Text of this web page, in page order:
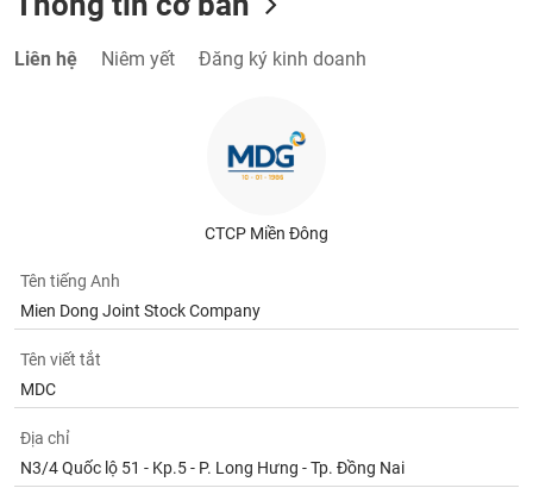
Liên hệ Niêm yết Đăng ký kinh doanh
CTCP Miền Đông
Tên tiếng Anh
Mien Dong Joint Stock Company
Tên viết tắt
MDC
Địa chỉ
N3/4 Quốc lộ 51 - Kp.5 - P. Long Hưng - Tp. Đồng Nai